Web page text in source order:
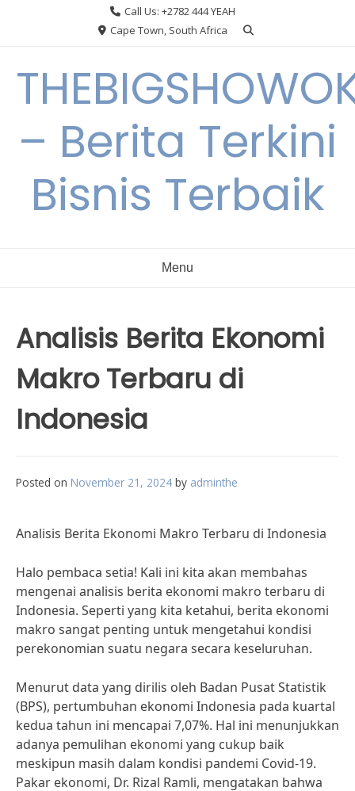
Call Us: +2782 444 YEAH
Cape Town, South Africa
– Berita Terkini
Bisnis Terbaik
Menu
Analisis Berita Ekonomi
Makro Terbaru di
Indonesia
Posted on November 21, 2024 by adminthe
Analisis Berita Ekonomi Makro Terbaru di Indonesia
Halo pembaca setia! Kali ini kita akan membahas
mengenai analisis berita ekonomi makro terbaru di
Indonesia. Seperti yang kita ketahui, berita ekonomi
makro sangat penting untuk mengetahui kondisi
perekonomian suatu negara secara keseluruhan.
Menurut data yang dirilis oleh Badan Pusat Statistik
(BPS), pertumbuhan ekonomi Indonesia pada kuartal
kedua tahun ini mencapai 7,07%. Hal ini menunjukkan
adanya pemulihan ekonomi yang cukup baik
meskipun masih dalam kondisi pandemi Covid-19.
Pakar ekonomi, Dr. Rizal Ramli, mengatakan bahwa